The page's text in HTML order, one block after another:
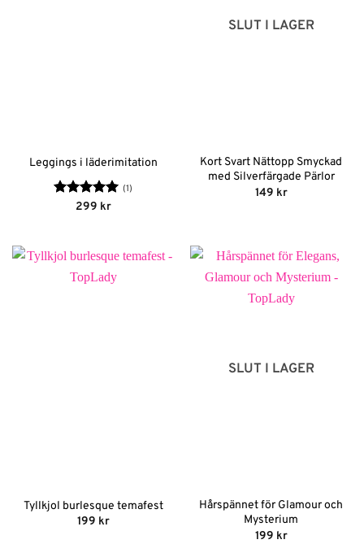
Leggings i läderimitation
Betygsatt5
(1)
299 kr
SLUT I LAGER
Kort Svart Nättopp Smyckad
med Silverfärgade Pärlor
149 kr
Tyllkjol burlesque temafest
199 kr
SLUT I LAGER
Hårspännet för Glamour och
Mysterium
199 kr